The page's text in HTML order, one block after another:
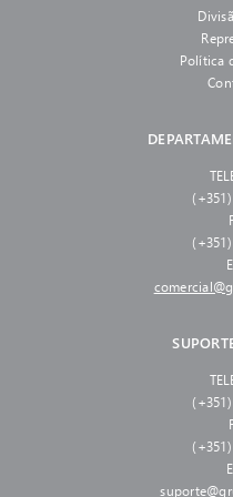
Política